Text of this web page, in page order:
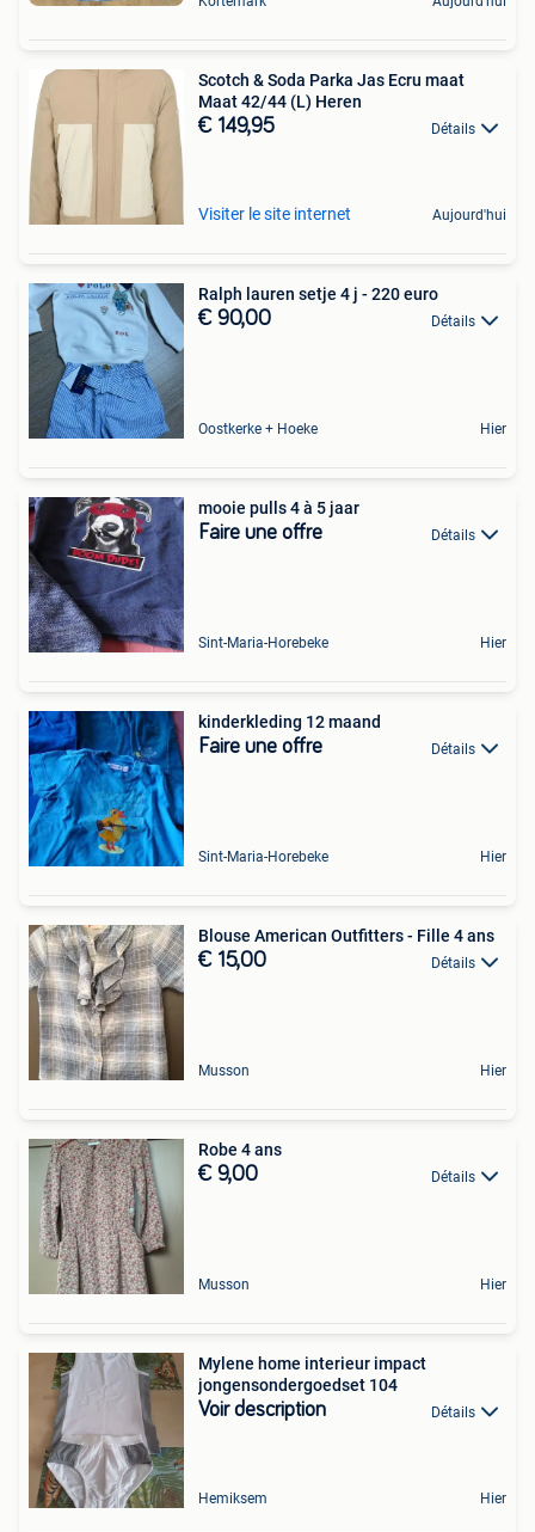
Scotch & Soda Parka Jas Ecru maat
Maat 42/44 (L) Heren
€ 149,95 Détails
Visiter le site internet Aujourd'hui
Ralph lauren setje 4 j - 220 euro
€ 90,00 Détails
Oostkerke + Hoeke Hier
mooie pulls 4 à 5 jaar
Faire une offre Détails
Sint-Maria-Horebeke Hier
kinderkleding 12 maand
Faire une offre Détails
Sint-Maria-Horebeke Hier
Blouse American Outfitters - Fille 4 ans
€ 15,00 Détails
Musson Hier
Robe 4 ans
€ 9,00 Détails
Musson Hier
Mylene home interieur impact
jongensondergoedset 104
Voir description Détails
Hemiksem Hier